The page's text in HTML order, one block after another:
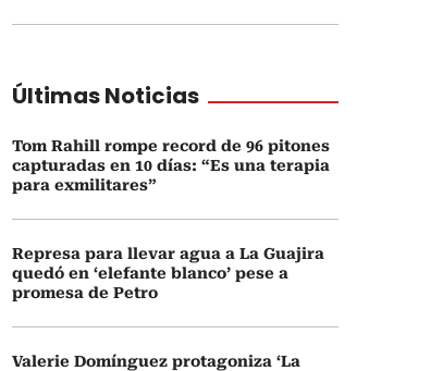
Últimas Noticias
Tom Rahill rompe record de 96 pitones
capturadas en 10 días: “Es una terapia
para exmilitares”
Represa para llevar agua a La Guajira
quedó en ‘elefante blanco’ pese a
promesa de Petro
Valerie Domínguez protagoniza ‘La